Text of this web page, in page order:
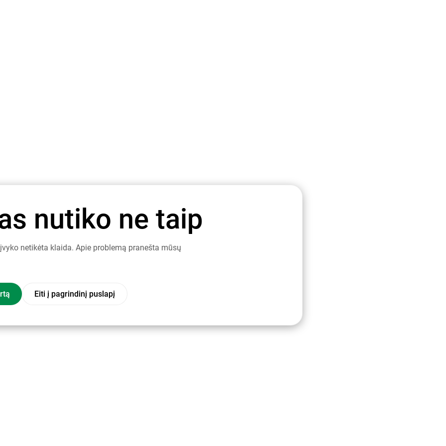
nutiko ne taip
netikėta klaida. Apie problemą pranešta mūsų
Eiti į pagrindinį puslapį